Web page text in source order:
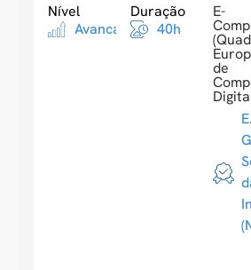
Nível
Avancado
Duração
40h
E-
de